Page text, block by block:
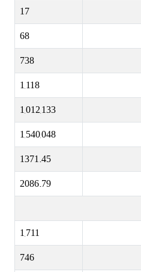
17
68
738
1,118
1,012,133
1,540,048
1371.45
2086.79
1,711
746